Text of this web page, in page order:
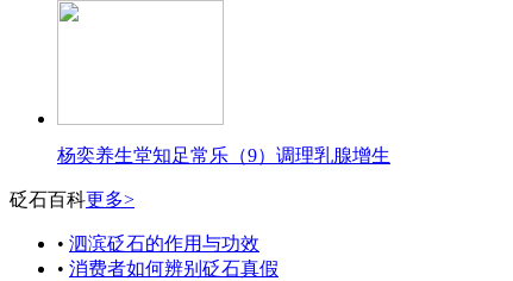
杨奕养生堂知足常乐（9）调理乳腺增生
砭石百科更多>
• 泗滨砭石的作用与功效
• 消费者如何辨别砭石真假